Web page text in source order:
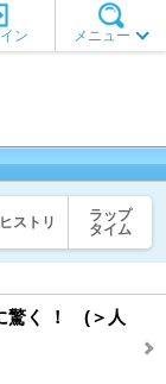
メニュー
ン
ヒストリ
ラップ
タイム
驚く ！ (＞人